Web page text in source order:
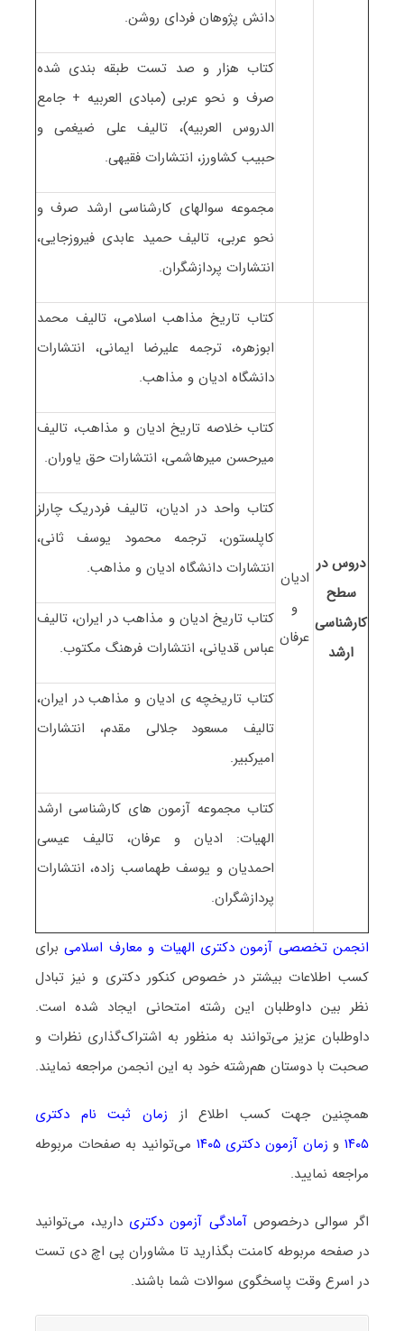
دانش پژوهان فردای روشن.
کتاب هزار و صد تست طبقه بندی شده
صرف و نحو عربی (مبادی العربیه + جامع
الدروس العربیه)، تالیف علی ضیغمی و
حبیب کشاورز، انتشارات فقیهی.
مجموعه سوالهای کارشناسی ارشد صرف و
نحو عربی، تالیف حمید عابدی فیروزجایی،
انتشارات پردازشگران.
دروس در
سطح
کارشناسی
ارشد
ادیان
و
عرفان
کتاب تاریخ مذاهب اسلامی، تالیف محمد
ابوزهره، ترجمه علیرضا ایمانی، انتشارات
دانشگاه ادیان و مذاهب.
کتاب خلاصه تاریخ ادیان و مذاهب، تالیف
میرحسن میرهاشمی، انتشارات حق یاوران.
کتاب واحد در ادیان، تالیف فردریک چارلز
کاپلستون، ترجمه محمود یوسف ثانی،
انتشارات دانشگاه ادیان و مذاهب.
کتاب تاریخ ادیان و مذاهب در ایران، تالیف
عباس قدیانی، انتشارات فرهنگ مکتوب.
کتاب تاریخچه ی ادیان و مذاهب در ایران،
تالیف مسعود جلالی مقدم، انتشارات
امیرکبیر.
کتاب مجموعه آزمون های کارشناسی ارشد
الهیات: ادیان و عرفان، تالیف عیسی
احمدیان و یوسف طهماسب زاده، انتشارات
پردازشگران.
انجمن تخصصی آزمون دکتری الهیات و معارف اسلامیبرای
کسب اطلاعات بیشتر در خصوص کنکور دکتری و نیز تبادل
نظر بین داوطلبان این رشته امتحانی ایجاد شده است.
داوطلبان عزیز می‌توانند به منظور به اشتراک‌گذاری نظرات و
صحبت با دوستان هم‌رشته خود به این انجمن مراجعه نمایند.
همچنین جهت کسب اطلاع از زمان ثبت نام دکتری
۱۴۰۵ و زمان آزمون دکتری ۱۴۰۵
می‌توانید به صفحات مربوطه
مراجعه نمایید.
اگر سوالی درخصوصآمادگی آزمون دکتری دارید، می‌توانید
در صفحه مربوطه کامنت بگذارید تا مشاوران پی اچ دی تست
در اسرع وقت پاسخگوی سوالات شما باشند.